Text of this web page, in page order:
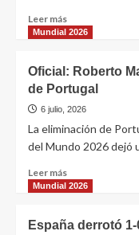
Leer más
Mundial 2026
Oficial: Roberto
de Portugal
6 julio, 2026
La eliminación de
del Mundo 2026 dejó
Leer más
Mundial 2026
España derrotó